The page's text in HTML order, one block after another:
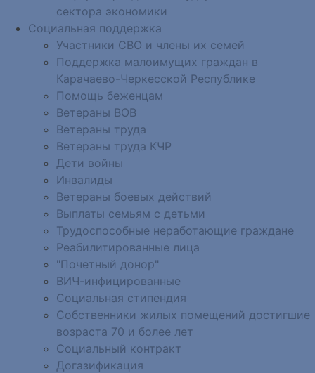
сектора экономики
Социальная поддержка
Участники СВО и члены их семей
Поддержка малоимущих граждан в
Карачаево-Черкесской Республике
Помощь беженцам
Ветераны ВОВ
Ветераны труда
Ветераны труда КЧР
Дети войны
Инвалиды
Ветераны боевых действий
Выплаты семьям с детьми
Трудоспособные неработающие граждане
Реабилитированные лица
"Почетный донор"
ВИЧ-инфицированные
Социальная стипендия
Собственники жилых помещений достигшие
возраста 70 и более лет
Социальный контракт
Догазификация